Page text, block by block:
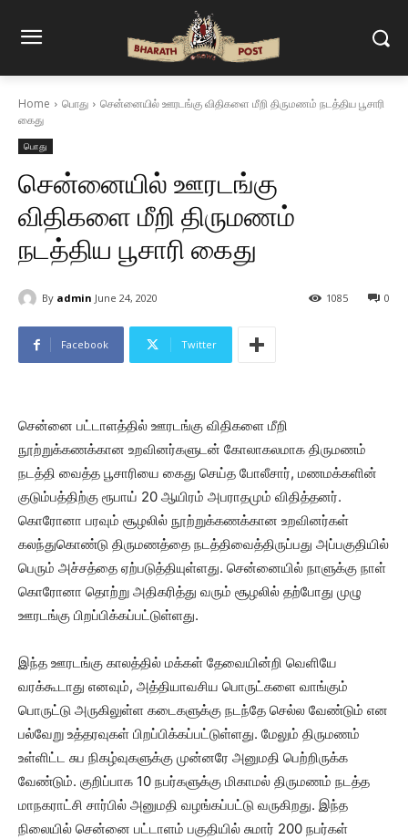
Home பொது
சென்னையில் ஊரடங்கு விதிகளை மீறி திருமணம் நடத்திய பூசாரி
கைது
பொது
சென்னையில் ஊரடங்கு
விதிகளை மீறி திருமணம்
நடத்திய பூசாரி கைது
By admin June 24, 2020 0
1085
Facebook Twitter
சென்னை பட்டாளத்தில் ஊரடங்கு விதிகளை மீறி
நூற்றுக்கணக்கான உறவினர்களுடன் கோலாகலமாக திருமணம்
நடத்தி வைத்த பூசாரியை கைது செய்த போலீசார், மணமக்களின்
குடும்பத்திற்கு ரூபாய் 20 ஆயிரம் அபராதமும் விதித்தனர்.
கொரோனா பரவும் சூழலில் நூற்றுக்கணக்கான உறவினர்கள்
கலந்துகொண்டு திருமணத்தை நடத்திவைத்திருப்பது அப்பகுதியில்
பெரும் அச்சத்தை ஏற்படுத்தியுள்ளது. சென்னையில் நாளுக்கு நாள்
கொரோனா தொற்று அதிகரித்து வரும் சூழலில் தற்போது முழு
ஊரடங்கு பிறப்பிக்கப்பட்டுள்ளது.
இந்த ஊரடங்கு காலத்தில் மக்கள் தேவையின்றி வெளியே
வரக்கூடாது எனவும், அத்தியாவசிய பொருட்களை வாங்கும்
பொருட்டு அருகிலுள்ள கடைகளுக்கு நடந்தே செல்ல வேண்டும் என
பல்வேறு உத்தரவுகள் பிறப்பிக்கப்பட்டுள்ளது. மேலும் திருமணம்
உள்ளிட்ட சுப நிகழ்வுகளுக்கு முன்னரே அனுமதி பெற்றிருக்க
வேண்டும். குறிப்பாக 10 நபர்களுக்கு மிகாமல் திருமணம் நடத்த
மாநகராட்சி சார்பில் அனுமதி வழங்கப்பட்டு வருகிறது. இந்த
நிலையில் சென்னை பட்டாளம் பகுதியில் சுமார் 200 நபர்கள்